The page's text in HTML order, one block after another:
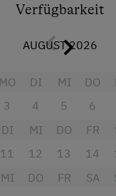
Verfügbarkeit
AUGUST 2026
MO
3
DI
4
MI
5
DO
6
DI
11
MI
12
DO
13
FR
14
MI
DO
FR
SA